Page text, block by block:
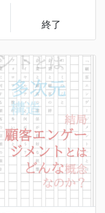
終了